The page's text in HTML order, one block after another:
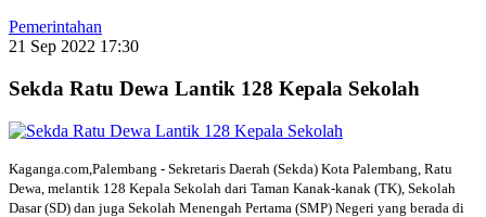
Pemerintahan
21 Sep 2022 17:30
Sekda Ratu Dewa Lantik 128 Kepala Sekolah
Kaganga.com,Palembang - Sekretaris Daerah (Sekda) Kota Palembang, Ratu
Dewa, melantik 128 Kepala Sekolah dari Taman Kanak-kanak (TK), Sekolah
Dasar (SD) dan juga Sekolah Menengah Pertama (SMP) Negeri yang berada di